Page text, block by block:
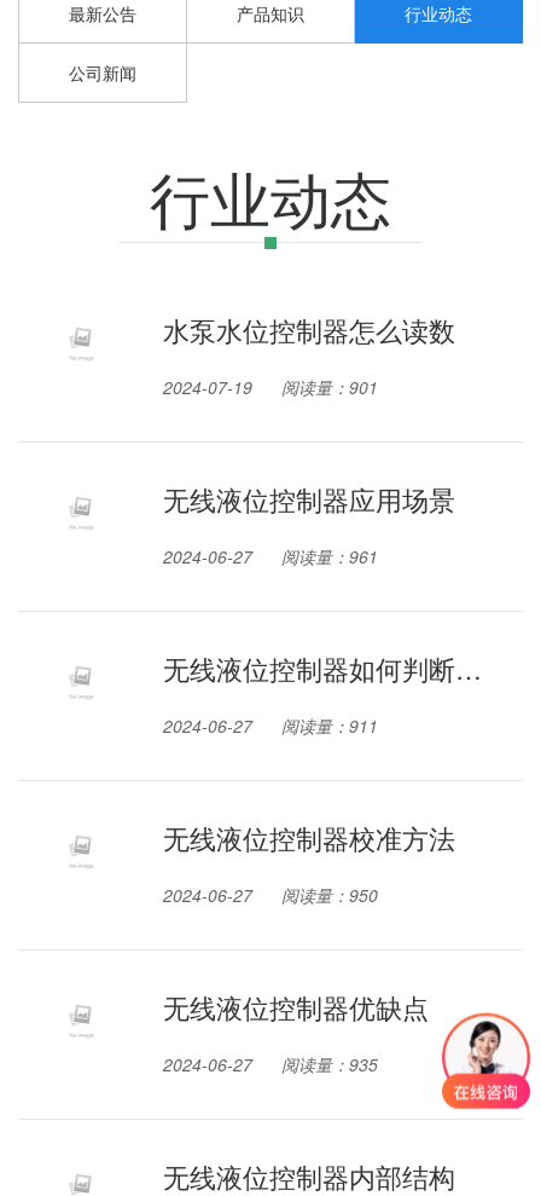
最新公告 产品知识 行业动态
公司新闻
行业动态
水泵水位控制器怎么读数
2024-07-19 阅读量：901
无线液位控制器应用场景
2024-06-27 阅读量：961
无线液位控制器如何判断好
2024-06-27 阅读量：911
无线液位控制器校准方法
2024-06-27 阅读量：950
无线液位控制器优缺点
2024-06-27 阅读量：935
无线液位控制器内部结构